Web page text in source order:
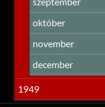
október
november
december
1949